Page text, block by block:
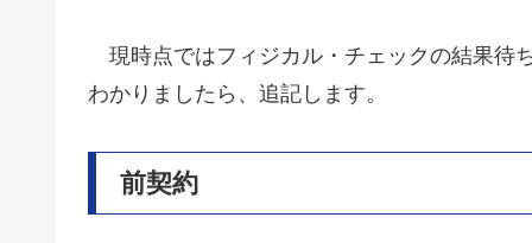
現時点ではフィジカル・チェックの結果待
わかりましたら、追記します。
前契約